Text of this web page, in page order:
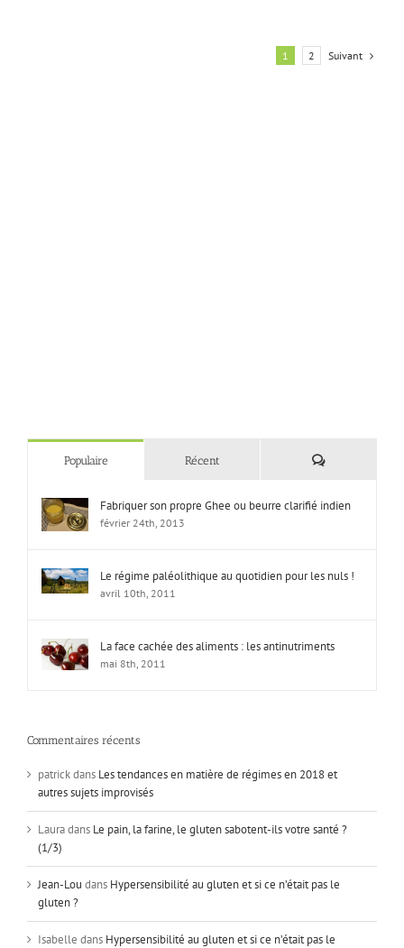
1 2 Suivant
Populaire Récent Commentaires
Fabriquer son propre Ghee ou beurre clarifié indien
février 24th, 2013
Le régime paléolithique au quotidien pour les nuls !
avril 10th, 2011
La face cachée des aliments : les antinutriments
mai 8th, 2011
Commentaires récents
patrickdans Les tendances en matière de régimes en 2018 et
autres sujets improvisés
Lauradans Le pain, la farine, le gluten sabotent-ils votre santé ?
(1/3)
Jean-Lou dans Hypersensibilité au gluten et si ce n’était pas le
gluten ?
Isabelle dans Hypersensibilité au gluten et si ce n’était pas le